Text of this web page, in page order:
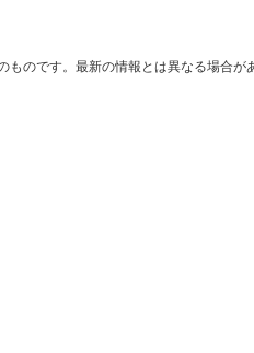
ものです。最新の情報とは異なる場合が